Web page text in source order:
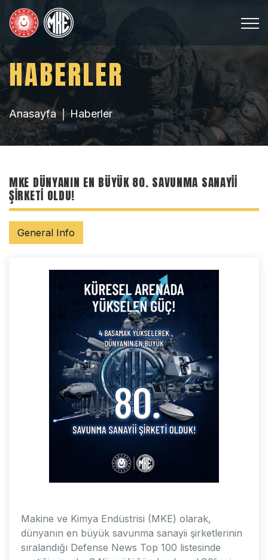
HABERLER
Anasayfa Haberler
MKE DÜNYANIN EN BÜYÜK 80. SAVUNMA SANAYII
ŞIRKETI OLDU!
General Info
Makine ve Kimya Endüstrisi (MKE) olarak,
dünyanın en büyük savunma sanayii şirketlerinin
sıralandığı Defense News Top 100 listesinde